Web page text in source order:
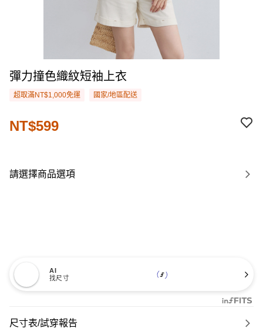
彈力撞色織紋短袖上衣
超取滿NT$1,000免運 國家/地區配送
NT$599
請選擇商品選項
AI
找尺寸
尺寸表/試穿報告